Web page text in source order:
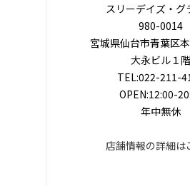
スリーデイズ・グ
980-0014
宮城県仙台市青葉区
大永ビル１階
TEL:022-211-
OPEN:12:00-
年中無休
店舗情報の詳細は